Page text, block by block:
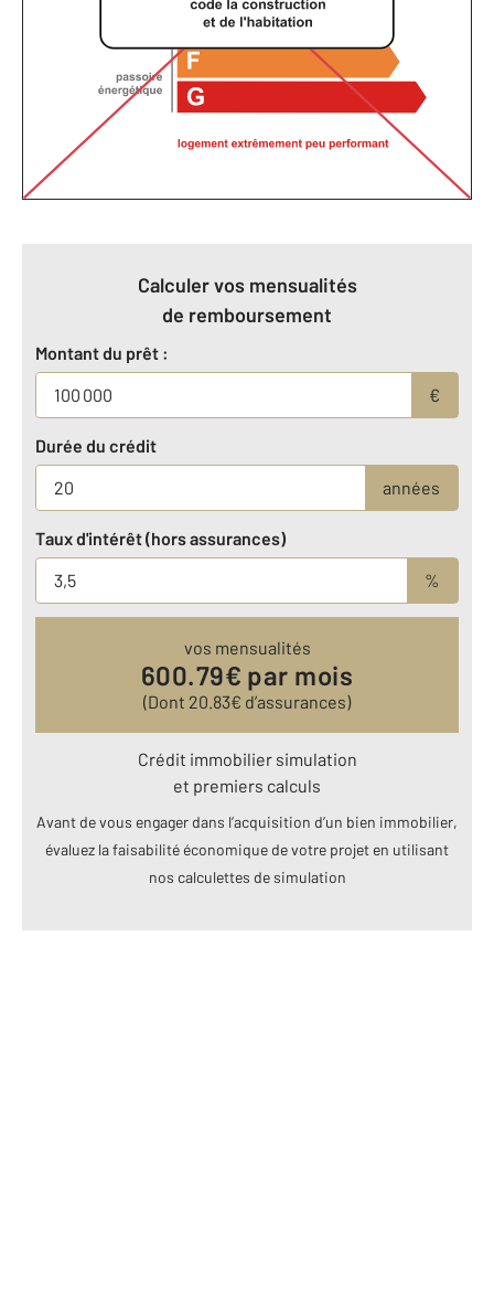
Calculer vos mensualités
de remboursement
Montant du prêt :
€
Durée du crédit
années
Taux d'intérêt (hors assurances)
%
vos mensualités
600.79€ par mois
(Dont 20.83€ d’assurances)
Crédit immobilier simulation
et premiers calculs
Avant de vous engager dans l’acquisition d’un bien immobilier,
évaluez la faisabilité économique de votre projet en utilisant
nos calculettes de simulation